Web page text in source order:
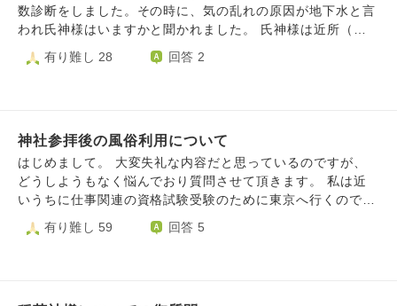
数診断をしました。その時に、気の乱れの原因が地下水と言
われ氏神様はいますかと聞かれました。 氏神様は近所（集
落）の神社の事を意味するとありました。 こちらの神社に
は一度もお参り等した事がありません。（同じ市内の別の神
がいいのでしょうか。 氏神様がいないのであれば、自宅の
土地の4角にお米、塩、小豆を埋めて手を合わせる事を6ヶ月
してみてくださいと言われました。 自宅の神棚には、また
別のお寺のお札があります。たくさんの神様いるので、色々
有り難し 28 回答 2
神社参拝後の風俗利用について
はじめまして。 大変失礼な内容だと思っているのですが、
どうしようもなく悩んでおり質問させて頂きます。 私は近
いうちに仕事関連の資格試験受験のために東京へ行くのです
が、翌々日までお休みを頂いています。 久しぶりの東京へ
行けるということもあり、以前参拝させて頂いた神社と、初
有り難し 59 回答 5